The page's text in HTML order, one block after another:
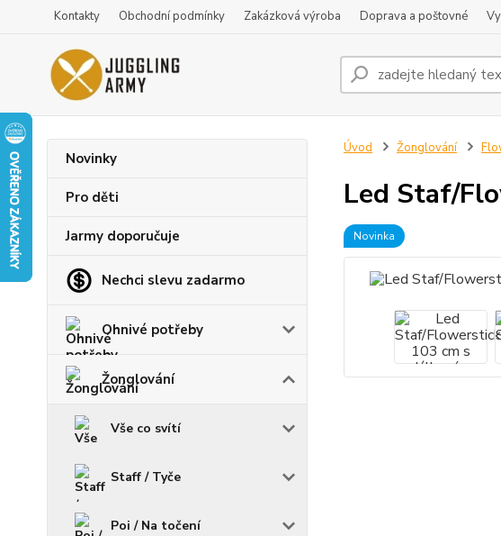
Kontakty Obchodní podmínky Zakázková výroba Doprava a poštovné
Novinky
Pro děti
Jarmy doporučuje
Nechci slevu zadarmo
Ohnivé potřeby
Žonglování
Vše co svítí
Staff / Tyče
Poi / Na točení
Úvod Žonglování
Led Staf/
Novinka